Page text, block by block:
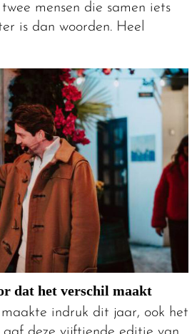
mensen die samen iets
is dan woorden. Heel
dat het verschil maakt
indruk dit jaar, ook het